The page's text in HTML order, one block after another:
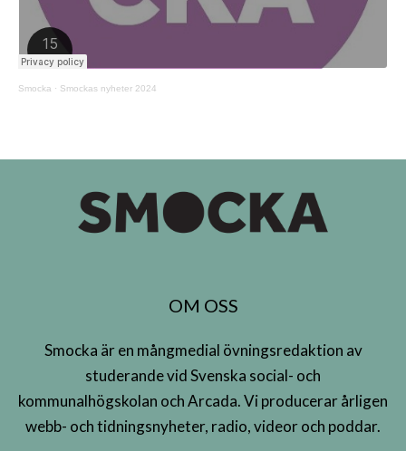
Smocka · Smockas nyheter 2024
OM OSS
Smocka är en mångmedial övningsredaktion av
studerande vid Svenska social- och
kommunalhögskolan och Arcada. Vi producerar årligen
webb- och tidningsnyheter, radio, videor och poddar.